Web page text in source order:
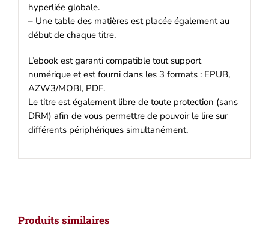
hyperliée globale.
– Une table des matières est placée également au
début de chaque titre.
L’ebook est garanti compatible tout support
numérique et est fourni dans les 3 formats : EPUB,
AZW3/MOBI, PDF.
Le titre est également libre de toute protection (sans
DRM) afin de vous permettre de pouvoir le lire sur
différents périphériques simultanément.
Produits similaires